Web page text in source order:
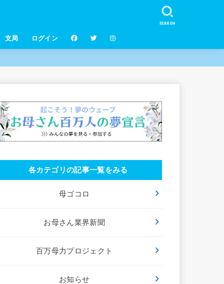
支局 ログイン
SEARCH
各カテゴリの記事一覧をみる
母ゴコロ
お母さん業界新聞
百万母力プロジェクト
お知らせ